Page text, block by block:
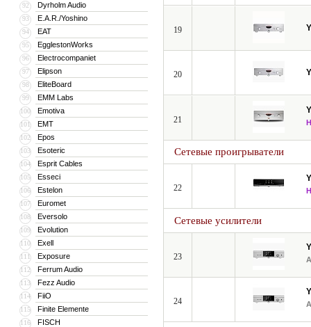
92 Dyrholm Audio
93 E.A.R./Yoshino
94 EAT
95 EgglestonWorks
96 Electrocompaniet
97 Elipson
98 EliteBoard
99 EMM Labs
100 Emotiva
101 EMT
102 Epos
103 Esoteric
104 Esprit Cables
105 Esseci
106 Estelon
107 Euromet
108 Eversolo
109 Evolution
110 Exell
111 Exposure
112 Ferrum Audio
113 Fezz Audio
114 FiiO
115 Finite Elemente
116 FISCH
19
20
21
Сетевые проигрыватели
22
Сетевые усилители
23
24